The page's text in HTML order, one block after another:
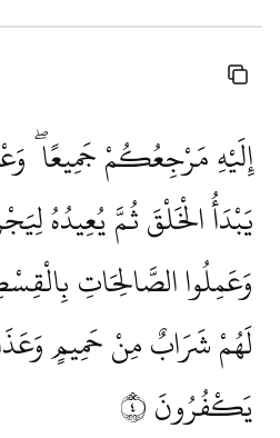
إِلَيْهِ مَرْجِعُكُمْ جَمِيعًا
يَبْدَأُ الْخَلْقَ ثُمَّ يُعِيدُهُ
وَعَمِلُوا الصَّالِحَاتِ
لَهُمْ شَرَابٌ مِنْ حَمِيمٍ
يَكْفُرُونَ٤